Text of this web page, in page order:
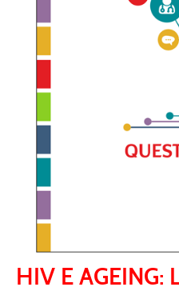
HIV E AGEING: